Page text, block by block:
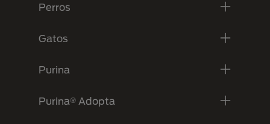
Perros
Gatos
Purina
Purina® Adopta